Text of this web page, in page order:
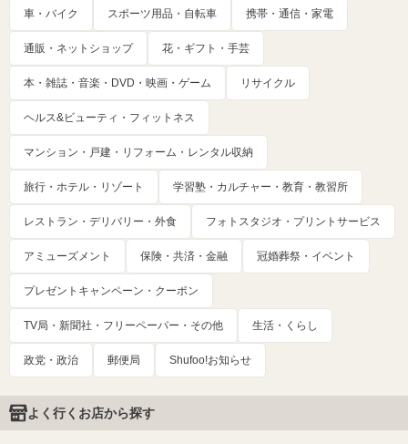
車・バイク スポーツ用品・自転車 携帯・通信・家電
通販・ネットショップ 花・ギフト・手芸
本・雑誌・音楽・DVD・映画・ゲーム リサイクル
ヘルス&ビューティ・フィットネス
マンション・戸建・リフォーム・レンタル収納
旅行・ホテル・リゾート 学習塾・カルチャー・教育・教習所
レストラン・デリバリー・外食 フォトスタジオ・プリントサービス
アミューズメント 保険・共済・金融 冠婚葬祭・イベント
プレゼントキャンペーン・クーポン
TV局・新聞社・フリーペーパー・その他 生活・くらし
政党・政治 郵便局 Shufoo!お知らせ
よく行くお店から探す